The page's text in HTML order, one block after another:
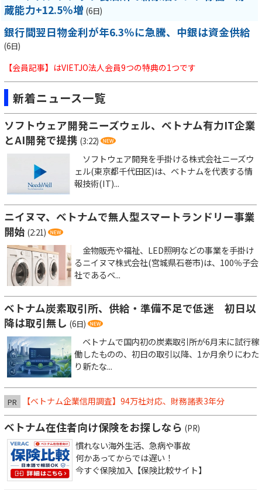
蔵能力+12.5％増 (6日)
銀行間翌日物金利が年6.3％に急騰、中銀は資金供給
(6日)
【会員記事】はVIETJO法人会員9つの特典の1つです
新着ニュース一覧
ソフトウェア開発ニーズウェル、ベトナム有力IT企業
とAI開発で提携 (3:22)
ソフトウェア開発を手掛ける株式会社ニーズウ
ェル(東京都千代田区)は、ベトナムを代表する情
報技術(IT)...
ニイヌマ、ベトナムで無人型スマートランドリー事業
開始 (2:21)
金物販売や福祉、LED照明などの事業を手掛け
るニイヌマ株式会社(宮城県石巻市)は、100％子会
社であるベ...
ベトナム炭素取引所、供給・準備不足で低迷 初日以
降は取引無し (6日)
ベトナムで国内初の炭素取引所が6月末に試行稼
働したものの、初日の取引以降、1か月余りにわた
り新たな...
PR 【ベトナム企業信用調査】94万社対応、財務諸表3年分
ベトナム在住者向け保険をお探しなら (PR)
慣れない海外生活、急病や事故
何かあってからでは遅い！
今すぐ保険加入【保険比較サイト】